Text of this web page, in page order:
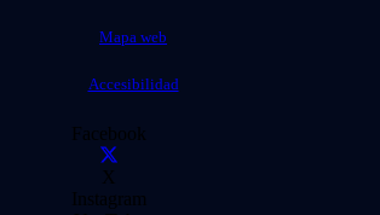
Mapa web
Accesibilidad
Facebook
X
Instagram